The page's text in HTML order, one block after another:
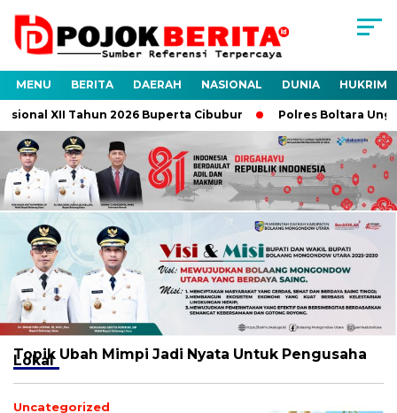
MENU BERITA DAERAH NASIONAL DUNIA HUKRIM
XII Tahun 2026 Buperta Cibubur Polres Boltara
Topik Ubah Mimpi Jadi Nyata Untuk Pengusaha
Lokal
Uncategorized